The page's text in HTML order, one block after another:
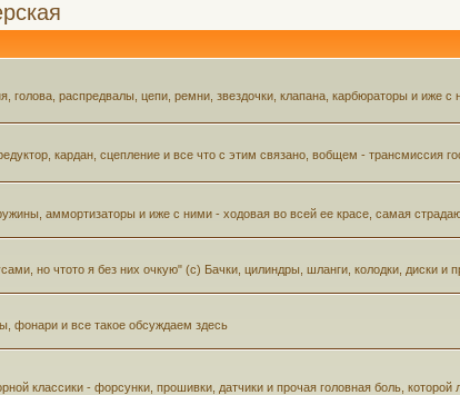
голова, распредвалы, цепи, ремни, звездочки, клапана, карбюраторы и иже с
кардан, сцепление и все что с этим связано, вобщем - трансмиссия
аммортизаторы и иже с ними - ходовая во всей ее красе, самая
но чтото я без них очкую" (с) Бачки, цилиндры, шланги, колодки, диски и
фонари и все такое обсуждаем здесь
классики - форсунки, прошивки, датчики и прочая головная боль,